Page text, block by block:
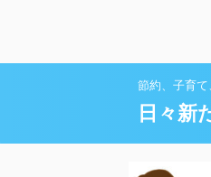
節約、子育て
日々新